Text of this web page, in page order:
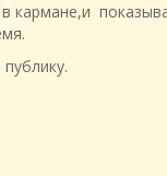
кармане,и